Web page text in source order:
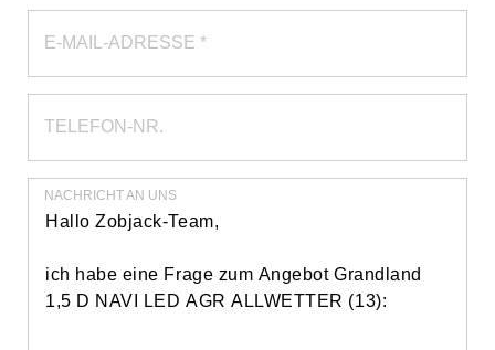
E-MAIL-ADRESSE *
TELEFON-NR.
NACHRICHT AN UNS